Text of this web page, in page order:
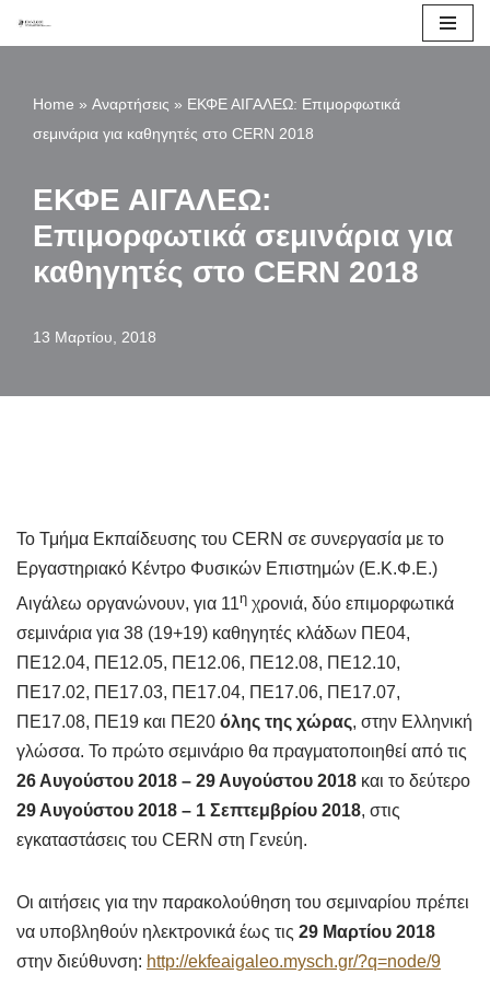
Home » Αναρτήσεις » ΕΚΦΕ ΑΙΓΑΛΕΩ: Επιμορφωτικά
σεμινάρια για καθηγητές στο CERN 2018
ΕΚΦΕ ΑΙΓΑΛΕΩ:
Επιμορφωτικά σεμινάρια για
καθηγητές στο CERN 2018
13 Μαρτίου, 2018
Το Τμήμα Εκπαίδευσης του CERN σε συνεργασία με το
Εργαστηριακό Κέντρο Φυσικών Επιστημών (Ε.Κ.Φ.Ε.)
Αιγάλεω οργανώνουν, για 11η χρονιά, δύο επιμορφωτικά
σεμινάρια για 38 (19+19) καθηγητές κλάδων ΠΕ04,
ΠΕ12.04, ΠΕ12.05, ΠΕ12.06, ΠΕ12.08, ΠΕ12.10,
ΠΕ17.02, ΠΕ17.03, ΠΕ17.04, ΠΕ17.06, ΠΕ17.07,
ΠΕ17.08, ΠΕ19 και ΠΕ20 όλης της χώρας, στην Ελληνική
γλώσσα. Το πρώτο σεμινάριο θα πραγματοποιηθεί από τις
26 Αυγούστου 2018 – 29 Αυγούστου 2018 και το δεύτερο
29 Αυγούστου 2018 – 1 Σεπτεμβρίου 2018, στις
εγκαταστάσεις του CERN στη Γενεύη.
Οι αιτήσεις για την παρακολούθηση του σεμιναρίου πρέπει
να υποβληθούν ηλεκτρονικά έως τις 29 Μαρτίου 2018
στην διεύθυνση: http://ekfeaigaleo.mysch.gr/?q=node/9